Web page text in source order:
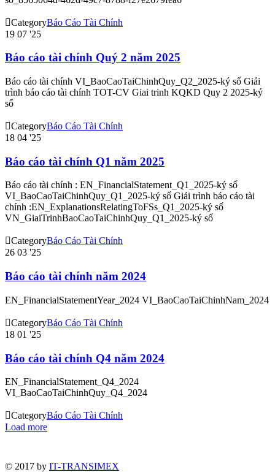
CategoryBáo Cáo Tài Chính
19 07 '25
Báo cáo tài chính Quý 2 năm 2025
Báo cáo tài chính VI_BaoCaoTaiChinhQuy_Q2_2025-ký số Giải
trình báo cáo tài chính TOT-CV Giai trinh KQKD Quy 2 2025-ký
số
CategoryBáo Cáo Tài Chính
18 04 '25
Báo cáo tài chính Q1 năm 2025
Báo cáo tài chính : EN_FinancialStatement_Q1_2025-ký số
VI_BaoCaoTaiChinhQuy_Q1_2025-ký số Giải trình báo cáo tài
chính :EN_ExplanationsRelatingToFSs_Q1_2025-ký số
VN_GiaiTrinhBaoCaoTaiChinhQuy_Q1_2025-ký số
CategoryBáo Cáo Tài Chính
26 03 '25
Báo cáo tài chính năm 2024
EN_FinancialStatementYear_2024 VI_BaoCaoTaiChinhNam_2024
CategoryBáo Cáo Tài Chính
18 01 '25
Báo cáo tài chính Q4 năm 2024
EN_FinancialStatement_Q4_2024
VI_BaoCaoTaiChinhQuy_Q4_2024
CategoryBáo Cáo Tài Chính
Load more
© 2017 by IT-TRANSIMEX